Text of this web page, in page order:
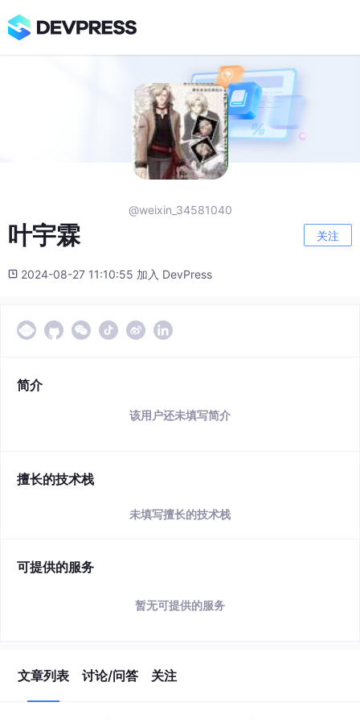
@weixin_34581040
叶宇霖 关注
2024-08-27 11:10:55 加入 DevPress
简介
该用户还未填写简介
擅长的技术栈
未填写擅长的技术栈
可提供的服务
暂无可提供的服务
文章列表 讨论/问答 关注